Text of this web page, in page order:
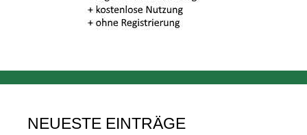
NEUESTE EINTRÄGE